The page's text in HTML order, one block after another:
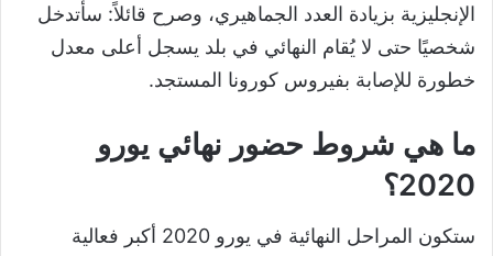
الإنجليزية بزيادة العدد الجماهيري، وصرح قائلاً: سأتدخل
شخصيًا حتى لا يُقام النهائي في بلد يسجل أعلى معدل
خطورة للإصابة بفيروس كورونا المستجد.
ما هي شروط حضور نهائي يورو
2020؟
ستكون المراحل النهائية في يورو 2020 أكبر فعالية